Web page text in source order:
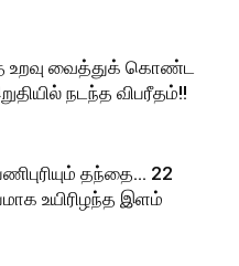
உறவு வைத்துக் கொண்ட
நடந்த விபரீதம்!!
தந்தை… 22
உயிரிழந்த இளம்